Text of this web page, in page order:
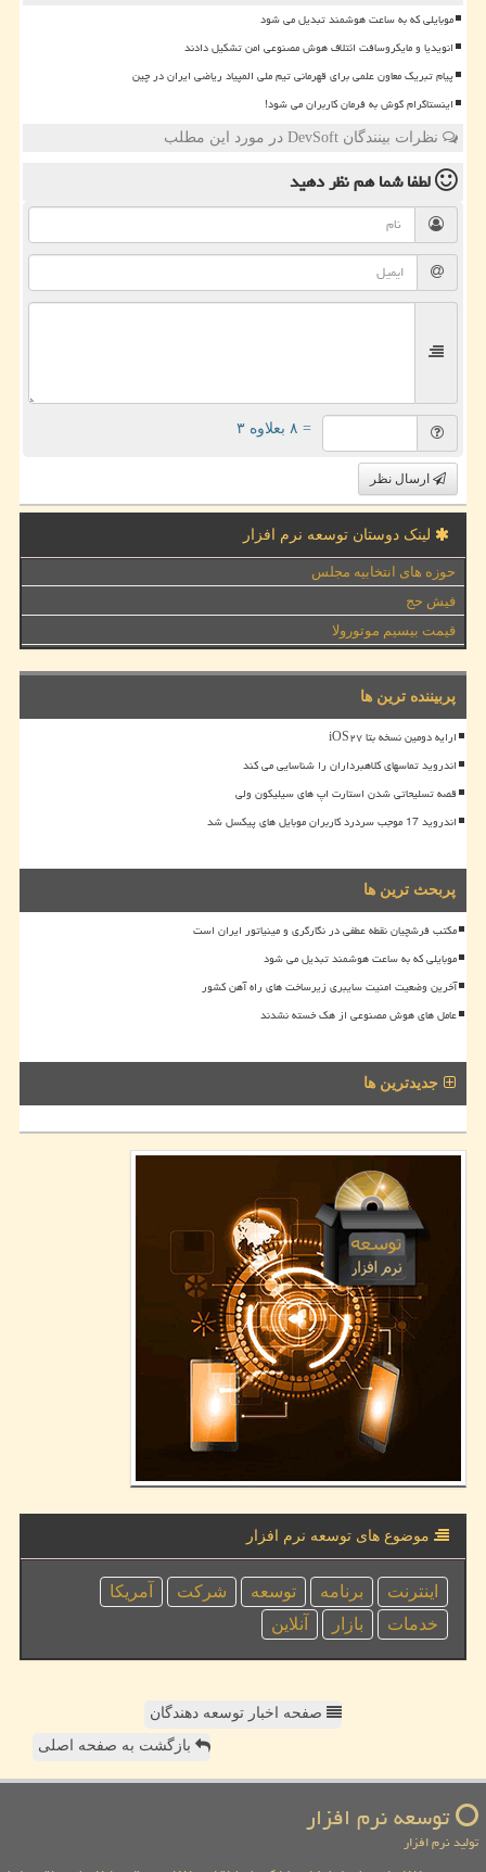
موبایلی که به ساعت هوشمند تبدیل می شود
انویدیا و مایکروسافت ائتلاف هوش مصنوعی امن تشکیل دادند
پیام تبریک معاون علمی برای قهرمانی تیم ملی المپیاد ریاضی ایران در چین
اینستاگرام گوش به فرمان کاربران می شود!
نظرات بینندگان DevSoft در مورد این مطلب
لطفا شما همنظر دهید
= ۸ بعلاوه ۳
ارسال نظر
لینک دوستان توسعه نرم افزار
حوزه های انتخابیه مجلس
فیش حج
قیمت بیسیم موتورولا
پربیننده ترین ها
ارایه دومین نسخه بتا iOS۲۷
اندروید تماسهای کلاهبرداران را شناسایی می کند
قصه تسلیحاتی شدن استارت اپ های سیلیکون ولی
اندروید 17 موجب سردرد کاربران موبایل های پیکسل شد
پربحث ترین ها
مکتب فرشچیان نقطه عطفی در نگارگری و مینیاتور ایران است
موبایلی که به ساعت هوشمند تبدیل می شود
آخرین وضعیت امنیت سایبری زیرساخت های راه آهن کشور
عامل های هوش مصنوعی از هک خسته نشدند
جدیدترین ها
موضوع های توسعه نرم افزار
اینترنت برنامه توسعه شركت
آمریكا
خدمات
بازار آنلاین
صفحه اخبار توسعه دهندگان
بازگشت به صفحه اصلی
توسعه نرم افزار
تولید نرم افزار